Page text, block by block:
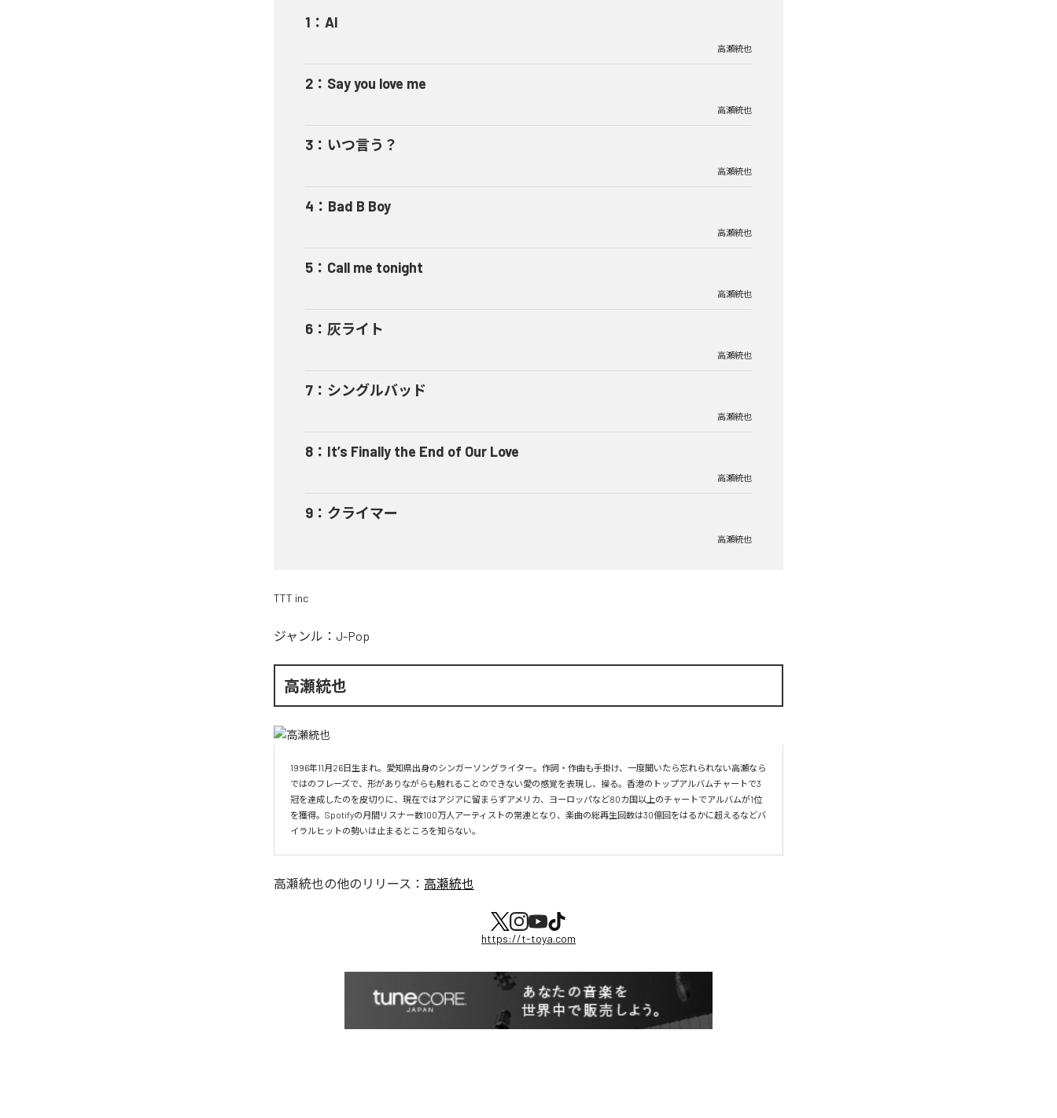
1 ： AI
高瀬統也
2 ： Say you love me
高瀬統也
3 ： いつ言う？
高瀬統也
4 ： Bad B Boy
高瀬統也
5 ： Call me tonight
高瀬統也
6 ： 灰ライト
高瀬統也
7 ： シングルバッド
高瀬統也
8 ： It’s Finally the End of Our Love
高瀬統也
9 ： クライマー
高瀬統也
TTT inc
ジャンル： J-Pop
高瀬統也
1996年11月26日生まれ。愛知県出身のシンガーソングライター。作詞・作曲も手掛け、一度聞いたら忘れられない高瀬なら
ではのフレーズで、形がありながらも触れることのできない愛の感覚を表現し、操る。香港のトップアルバムチャートで3
冠を達成したのを皮切りに、現在ではアジアに留まらずアメリカ、ヨーロッパなど80カ国以上のチャートでアルバムが1位
を獲得。Spotifyの月間リスナー数100万人アーティストの常連となり、楽曲の総再生回数は30億回をはるかに超えるなどバ
イラルヒットの勢いは止まるところを知らない。
高瀬統也の他のリリース： 高瀬統也
https://t-toya.com